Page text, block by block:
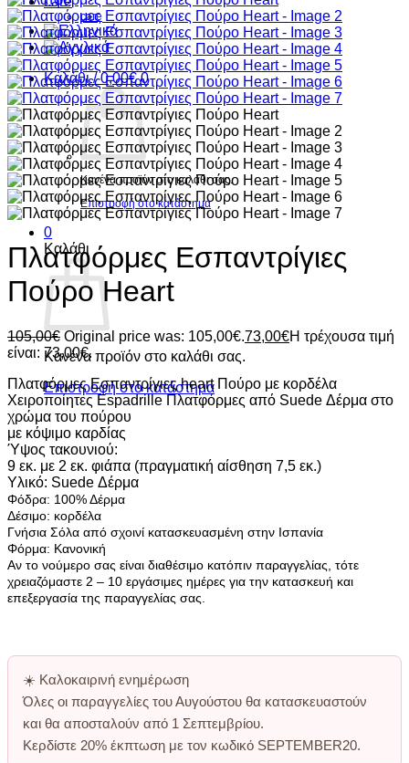
care
Καλάθι /0,00€ 0
Κανένα προϊόν στο καλάθι σας.
Επιστροφή στο κατάστημα
0
Καλάθι
Κανένα προϊόν στο καλάθι σας.
Επιστροφή στο κατάστημα
Πλατφόρμες Εσπαντρίγιες
Πούρο Heart
105,00€ Original price was: 105,00€.73,00€Η τρέχουσα τιμή
είναι: 73,00€.
Πλατφόρμες Εσπαντρίγιες heart Πούρο με κορδέλα
Χειροποίητες Espadrille Πλατφόρμες από Suede Δέρμα στο
χρώμα του πούρου
με κόψιμο καρδίας
Ύψος τακουνιού:
9 εκ. με 2 εκ. φιάπα (πραγματική αίσθηση 7,5 εκ.)
Υλικό: Suede Δέρμα
Φόδρα: 100% Δέρμα
Δέσιμο: κορδέλα
Γνήσια Σόλα από σχοινί κατασκευασμένη στην Ισπανία
Φόρμα: Κανονική
Αν το νούμερο σας είναι διαθέσιμο κατόπιν παραγγελίας, τότε
χρειαζόμαστε 2 – 10 εργάσιμες ημέρες για την κατασκευή και
επεξεργασία της παραγγελίας σας.
☀️ Καλοκαιρινή ενημέρωση
Όλες οι παραγγελίες του Αυγούστου θα κατασκευαστούν
και θα αποσταλούν από 1 Σεπτεμβρίου.
Κερδίστε 20% έκπτωση με τον κωδικό SEPTEMBER20.